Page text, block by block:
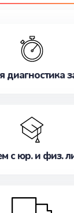
Не медлите
диагностика
с юр. и физ.